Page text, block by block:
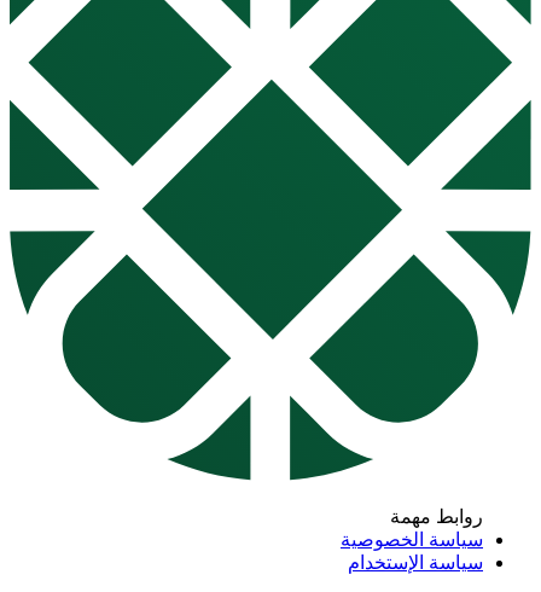
روابط مهمة
سياسة الخصوصية
سياسة الإستخدام